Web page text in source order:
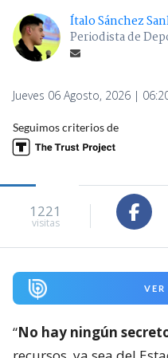
Ítalo Sánchez
Periodista de
Jueves 06 Agosto, 2026 |
Seguimos criterios de
1221
visitas
VER
“No hay ningún